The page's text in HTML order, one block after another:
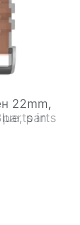
22mm,
parts
22mm,
parts in